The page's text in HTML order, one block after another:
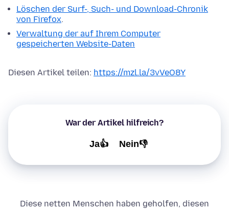
Löschen der Surf-, Such- und Download-Chronik
von Firefox.
Verwaltung der auf Ihrem Computer
gespeicherten Website-Daten
Diesen Artikel teilen: https://mzl.la/3vVeO8Y
War der Artikel hilfreich?
Ja👍 Nein👎
Diese netten Menschen haben geholfen, diesen